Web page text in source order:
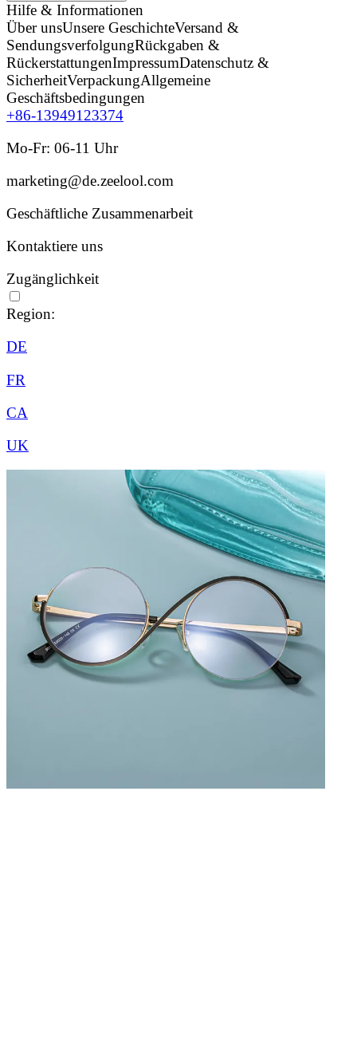
Hilfe & Informationen
Über unsUnsere GeschichteVersand &
SendungsverfolgungRückgaben &
RückerstattungenImpressumDatenschutz &
SicherheitVerpackungAllgemeine
Geschäftsbedingungen
+86-13949123374
Mo-Fr: 06-11 Uhr
marketing@de.zeelool.com
Geschäftliche Zusammenarbeit
Kontaktiere uns
Zugänglichkeit
Region:
DE
FR
CA
UK